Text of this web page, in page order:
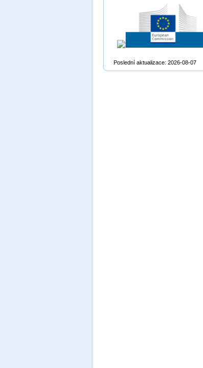
Poslední aktualizace: 2026-08-07